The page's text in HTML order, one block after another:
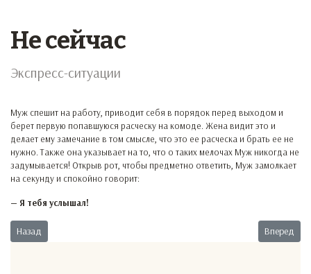
Не сейчас
Экспресс-ситуации
Муж спешит на работу, приводит себя в порядок перед выходом и
берет первую попавшуюся расческу на комоде. Жена видит это и
делает ему замечание в том смысле, что это ее расческа и брать ее не
нужно. Также она указывает на то, что о таких мелочах Муж никогда не
задумывается! Открыв рот, чтобы предметно ответить, Муж замолкает
на секунду и спокойно говорит:
— Я тебя услышал!
Предыдущий: Не пройдёшь!
Назад Вперед